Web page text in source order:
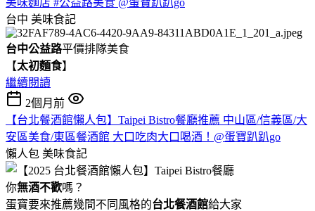
台中 美味食記
台中公益路平價排隊美食
【太初麵食】
繼續閱讀
2個月前
【台北餐酒館懶人包】Taipei Bistro餐廳推薦 中山區/信義區/大
安區美食/東區餐酒館 大口吃肉大口喝酒！@蛋寶趴趴go
懶人包 美味食記
你無酒不歡嗎？
蛋寶要來推薦幾間不同風格的台北餐酒館給大家